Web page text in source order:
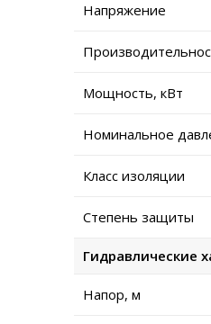
Напряжение
Мощность, кВт
Номинальное
Класс изоляции
Степень защиты
Гидравлические
Напор, м